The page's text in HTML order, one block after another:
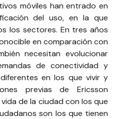
móviles han entrado en
del uso, en la que
los sectores. En tres años
en comparación con
necesitan evolucionar
de conectividad y
en los que vivir y
previas de Ericsson
de la ciudad con los que
son los que tienen